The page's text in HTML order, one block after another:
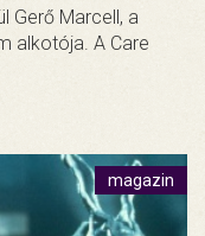
Gerő Marcell, a
alkotója. A Care
magazin